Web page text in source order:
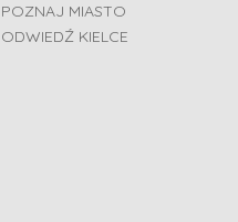
POZNAJ MIASTO
ODWIEDŹ KIELCE